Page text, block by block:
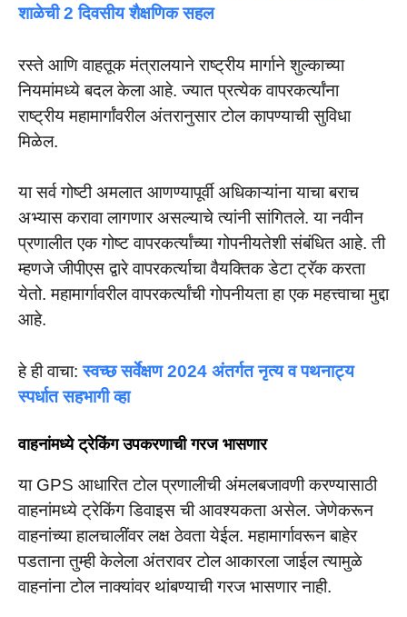
शाळेची 2 दिवसीय शैक्षणिक सहल
रस्ते आणि वाहतूक मंत्रालयाने राष्ट्रीय मार्गाने शुल्काच्या
नियमांमध्ये बदल केला आहे. ज्यात प्रत्येक वापरकर्त्यांना
राष्ट्रीय महामार्गांवरील अंतरानुसार टोल कापण्याची सुविधा
मिळेल.
या सर्व गोष्टी अमलात आणण्यापूर्वी अधिकाऱ्यांना याचा बराच
अभ्यास करावा लागणार असल्याचे त्यांनी सांगितले. या नवीन
प्रणालीत एक गोष्ट वापरकर्त्यांच्या गोपनीयतेशी संबंधित आहे. ती
म्हणजे जीपीएस द्वारे वापरकर्त्याचा वैयक्तिक डेटा ट्रॅक करता
येतो. महामार्गावरील वापरकर्त्यांची गोपनीयता हा एक महत्त्वाचा मुद्दा
आहे.
हे ही वाचा:स्वच्छ सर्वेक्षण 2024 अंतर्गत नृत्य व पथनाट्य
स्पर्धात सहभागी व्हा
वाहनांमध्ये ट्रेकिंग उपकरणाची गरज भासणार
या GPS आधारित टोल प्रणालीची अंमलबजावणी करण्यासाठी
वाहनांमध्ये ट्रेकिंग डिवाइस ची आवश्यकता असेल. जेणेकरून
वाहनांच्या हालचालींवर लक्ष ठेवता येईल. महामार्गावरून बाहेर
पडताना तुम्ही केलेला अंतरावर टोल आकारला जाईल त्यामुळे
वाहनांना टोल नाक्यांवर थांबण्याची गरज भासणार नाही.